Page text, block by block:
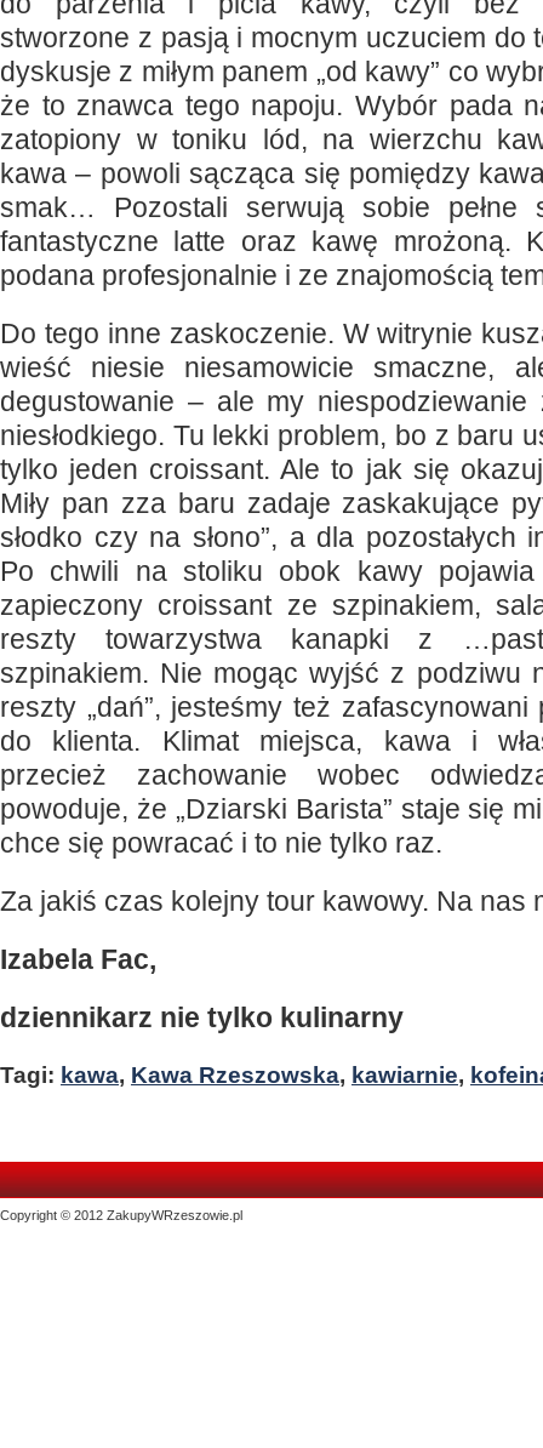
stworzone z pasją i mocnym uczuciem do
dyskusje z miłym panem „od kawy” co
że to znawca tego napoju. Wybór pada
zatopiony w toniku lód, na wierzchu
kawa – powoli sącząca się pomiędzy
smak… Pozostali serwują sobie pełne
fantastyczne latte oraz kawę mrożoną.
podana profesjonalnie i ze znajomością
Do tego inne zaskoczenie. W witrynie
wieść niesie niesamowicie smaczne,
degustowanie – ale my niespodziewanie
niesłodkiego. Tu lekki problem, bo z baru
tylko jeden croissant. Ale to jak się
Miły pan zza baru zadaje zaskakujące
słodko czy na słono”, a dla pozostałych
Po chwili na stoliku obok kawy pojawia
zapieczony croissant ze szpinakiem,
reszty towarzystwa kanapki z
szpinakiem. Nie mogąc wyjść z podziwu
reszty „dań”, jesteśmy też zafascynowani
do klienta. Klimat miejsca, kawa i
przecież zachowanie wobec
powoduje, że „Dziarski Barista” staje się
chce się powracać i to nie tylko raz.
Za jakiś czas kolejny tour kawowy. Na
Izabela Fac,
dziennikarz nie tylko kulinarny
Tagi: kawa, Kawa Rzeszowska, kawiarnie,
Copyright © 2012 ZakupyWRzeszowie.pl